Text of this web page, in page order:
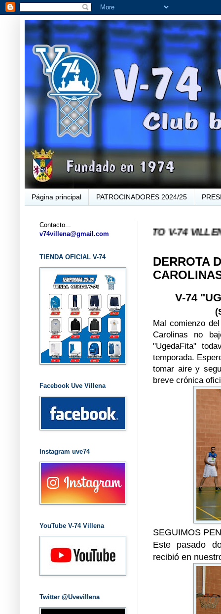
Página principal PATROCINADORES 2024/25
... CLUB BALONCESTO V-74 VILLENA
DERROTA
V-74
Mal comienzo
Carolinas no
"UgedaFita"
temporada.
tomar aire y
breve crónica
SEGUIMOS
Este pasado
recibió en
Contacto...
v74villena@gmail.com
TIENDA OFICIAL V-74
Facebook Uve Villena
Instagram uve74
YouTube V-74 Villena
Twitter @Uvevillena